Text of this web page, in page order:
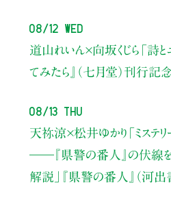
08/12 Wed
道山れいん×向坂くじら 「詩
てみたら』（七月堂）刊行記
08/13 Thu
天祢涼×松井ゆかり 「ミス
――『県警の番人』の伏線
解説」
『県警の番人』（河